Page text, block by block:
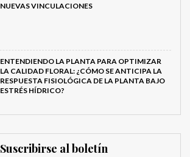
NUEVAS VINCULACIONES
ENTENDIENDO LA PLANTA PARA OPTIMIZAR
LA CALIDAD FLORAL: ¿CÓMO SE ANTICIPA LA
RESPUESTA FISIOLÓGICA DE LA PLANTA BAJO
ESTRÉS HÍDRICO?
Suscribirse al boletín